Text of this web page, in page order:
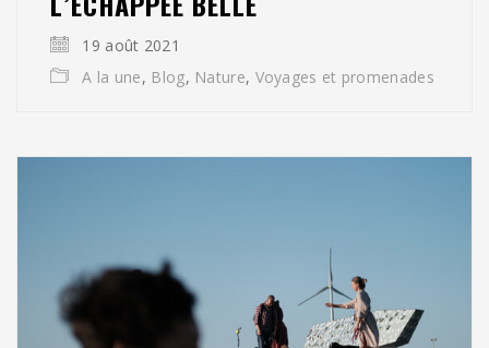
19 août 2021
A la une, Blog, Nature, Voyages et promenades